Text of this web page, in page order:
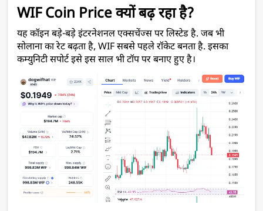
WIF Coin Price क्यों बढ़ रहा है?
यह कॉइन बड़े-बड़े इंटरनेशनल एक्सचेंज्स पर लिस्टेड है. जब भी
सोलाना का रेट बढ़ता है, WIF सबसे पहले रॉकेट बनता है. इसका
कम्युनिटी सपोर्ट इसे इस साल भी टॉप पर बनाए हुए है।